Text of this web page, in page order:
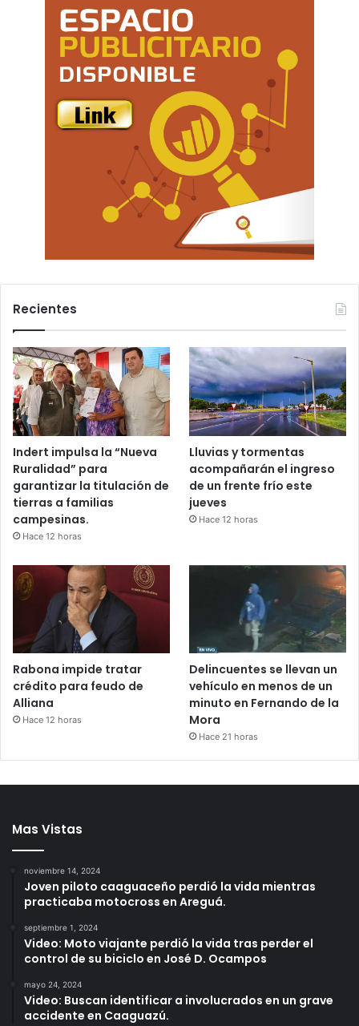
Recientes
Indert impulsa la “Nueva
Ruralidad” para
garantizar la titulación de
tierras a familias
campesinas.
Hace 12 horas
Lluvias y tormentas
acompañarán el ingreso
de un frente frío este
jueves
Hace 12 horas
Rabona impide tratar
crédito para feudo de
Alliana
Hace 12 horas
Delincuentes se llevan un
vehículo en menos de un
minuto en Fernando de la
Mora
Hace 21 horas
Mas Vistas
noviembre 14, 2024
Joven piloto caaguaceño perdió la vida mientras
practicaba motocross en Areguá.
septiembre 1, 2024
Video: Moto viajante perdió la vida tras perder el
control de su biciclo en José D. Ocampos
mayo 24, 2024
Video: Buscan identificar a involucrados en un grave
accidente en Caaguazú.